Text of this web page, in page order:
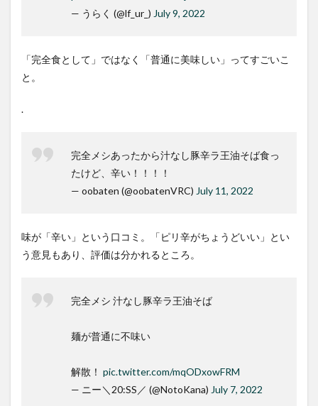
— うらく (@lf_ur_) July 9, 2022
「完全食として」ではなく「普通に美味しい」ってすごいこ
と。
.
完全メシあったから汁なし豚辛ラ王油そば食っ
たけど、辛い！！！！
— oobaten (@oobatenVRC) July 11, 2022
味が「辛い」という口コミ。「ピリ辛がちょうどいい」とい
う意見もあり、評価は分かれるところ。
完全メシ 汁なし豚辛ラ王油そば
麺が普通に不味い
解散！ pic.twitter.com/mqODxowFRM
— ニー＼20:SS／ (@NotoKana) July 7, 2022